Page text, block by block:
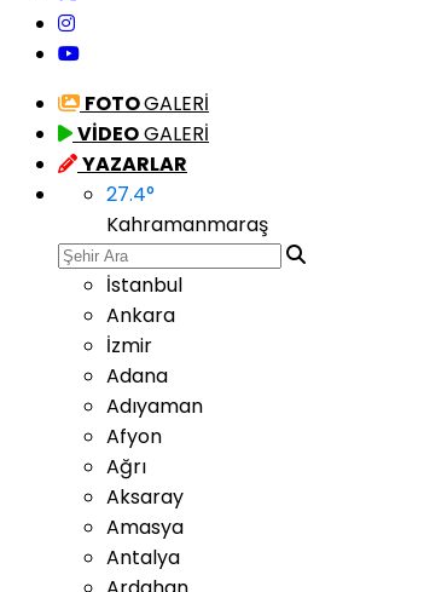
FOTOGALERİ
VİDEOGALERİ
YAZARLAR
27.4°
Kahramanmaraş
İstanbul
Ankara
İzmir
Adana
Adıyaman
Afyon
Ağrı
Aksaray
Amasya
Antalya